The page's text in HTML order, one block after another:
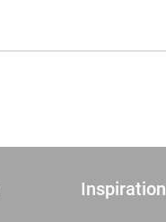
Inspiration